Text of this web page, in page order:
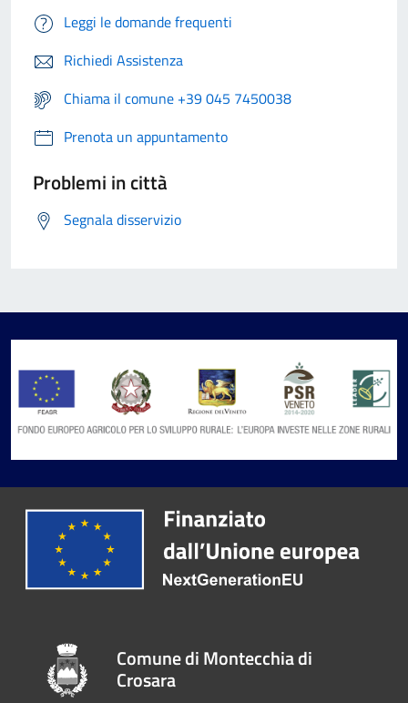
Leggi le domande frequenti
Richiedi Assistenza
Chiama il comune +39 045 7450038
Prenota un appuntamento
Problemi in città
Segnala disservizio
Comune di Montecchia di
Crosara